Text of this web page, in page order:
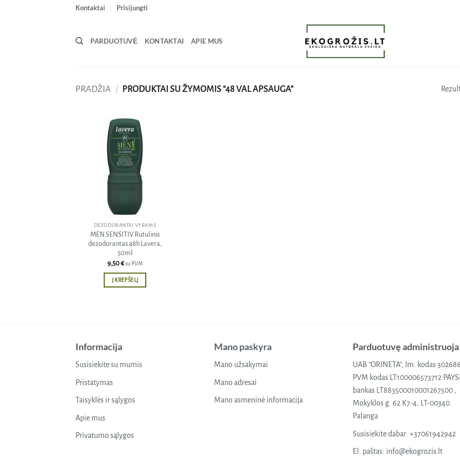
Kontaktai Prisijungti
PARDUOTUVĖ KONTAKTAI APIE MUS
PRADŽIA / PRODUKTAI SU ŽYMOMIS “48 VAL APSAUGA”
DEZODORANTAI VYRAMS
MEN SENSITIV Rutulinis
dezodorantas 48h Lavera,
50ml
9,50€su PVM
Į KREPŠELĮ
Informacija
Susisiekite su mumis
Pristatymas
Taisyklės ir sąlygos
Apie mus
Privatumo sąlygos
Mano paskyra
Mano užsakymai
Mano adresai
Mano asmeninė informacija
Parduotuvę administruoja
UAB "ORINETA", Im. kodas
PVM kodas LT100006573712
bankas LT883500010001267500 ,
Mokyklos g. 62 K7-4, LT-00340
Palanga
Susisiekite dabar: +37061942942
El. paštas: info@ekogrozis.lt